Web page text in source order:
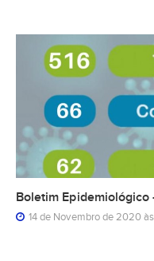
Boletim Epidemiológico
14 de Novembro de 2020